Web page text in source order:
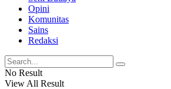
Opini
Komunitas
Sains
Redaksi
No Result
View All Result